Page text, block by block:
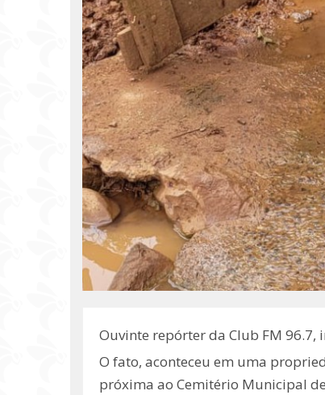
Ouvinte repórter da Club FM
O fato, aconteceu em uma
próxima ao Cemitério Municipal